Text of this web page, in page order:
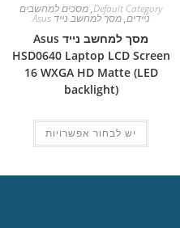
Default Category
,מסכים למחשבים
ניידים,מסך למחשב נייד Asus
מסך למחשב נייד Asus
HSD0640 Laptop LCD Screen
16 WXGA HD Matte (LED
backlight)
יש לבחור אפשרויות